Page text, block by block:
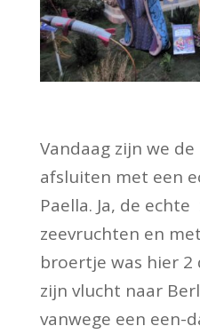
Vandaag zijn we
afsluiten met een
Paella. Ja, de
zeevruchten en
broertje was hier
zijn vlucht naar
vanwege een een-